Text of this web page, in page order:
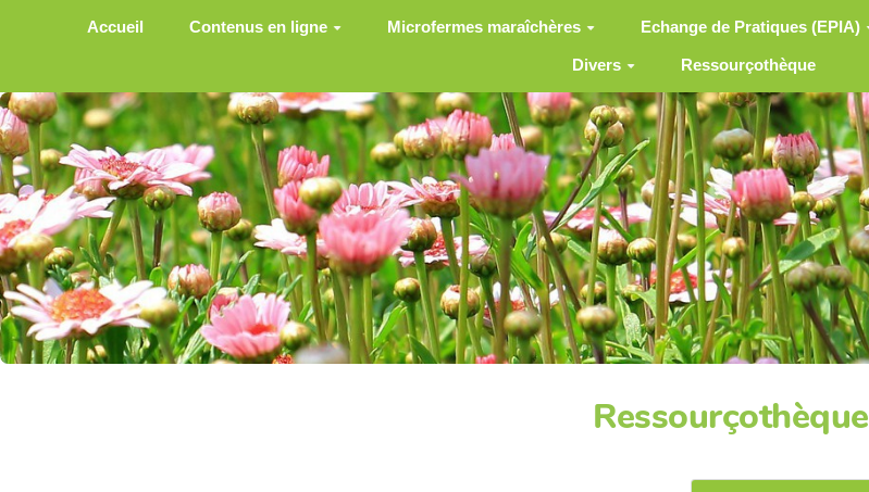
Aller au contenu principal
Accueil Contenus en ligne Microfermes maraîchères Echange de Pratiques (EPIA)
Divers Ressourçothèque
Ressourçothèque